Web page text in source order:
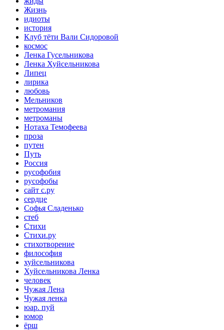
Жизнь
идиоты
история
Клуб тёти Вали Сидоровой
космос
Ленка Гусельникова
Ленка Хуйсельникова
Липец
лирика
любовь
Мельников
метромания
метроманы
Нотаха Темофеева
проза
путен
Путь
Россия
русофобия
русофобы
сайт с.ру
сердце
Софья Сладенько
стеб
Стихи
Стихи.ру
стихотворение
философия
хуйсельникова
Хуйсельникова Ленка
человек
Чужая Лена
Чужая ленка
юар. пуй
юмор
ёрш